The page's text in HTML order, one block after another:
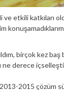
etkili katkıları
birçok kez baş
ne derece
2015 çözüm